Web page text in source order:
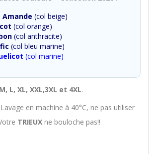
Amande (col beige)
(col orange)
(col anthracite)
(col bleu marine)
(col marine)
L, XL, XXL,3XL et 4XL.
en machine à 40°C, ne pas utiliser
TRIEUX ne bouloche pas!!